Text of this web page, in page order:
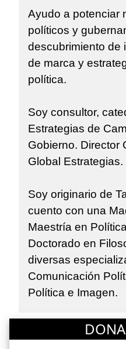
Ayudo a potenciar
políticos y
descubrimiento de
de marca y
política.
Soy consultor,
Estrategias de
Gobierno. Director
Global Estrategias.
Soy originario de
cuento con una
Maestría en
Doctorado en
diversas
Comunicación
Política e Imagen.